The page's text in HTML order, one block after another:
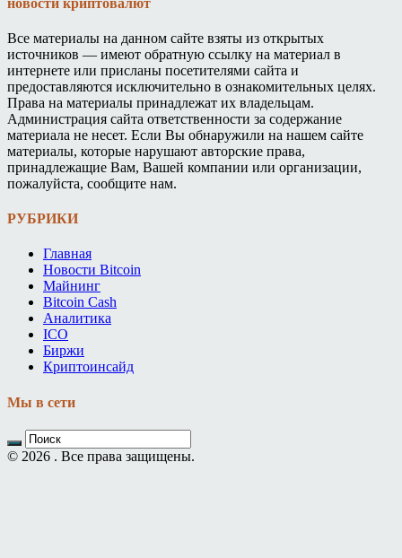
Все материалы на данном сайте взяты из открытых
источников — имеют обратную ссылку на материал в
интернете или присланы посетителями сайта и
предоставляются исключительно в ознакомительных целях.
Права на материалы принадлежат их владельцам.
Администрация сайта ответственности за содержание
материала не несет. Если Вы обнаружили на нашем сайте
материалы, которые нарушают авторские права,
принадлежащие Вам, Вашей компании или организации,
пожалуйста, сообщите нам.
РУБРИКИ
Главная
Новости Bitcoin
Майнинг
Bitcoin Cash
Аналитика
ICO
Биржи
Криптоинсайд
Мы в сети
© 2026 . Все права защищены.